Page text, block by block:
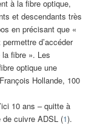
à la fibre optique,
et descendants très
en précisant que «
d’accéder
la fibre ». Les
optique une
Hollande, 100
10 ans – quitte à
de cuivre ADSL (1).